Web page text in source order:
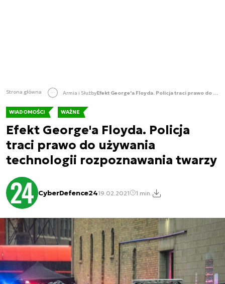
Strona główna Armia i Służby Efekt George'a Floyda. Policja traci prawo do używania technologii rozpoznawania twarzy
WIADOMOŚCI WAŻNE
Efekt George'a Floyda. Policja
traci prawo do używania
technologii rozpoznawania twarzy
CyberDefence2419.02.2021 1 min.